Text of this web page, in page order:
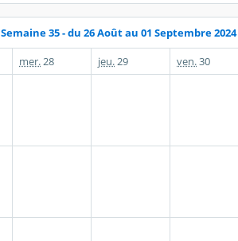
Semaine 35 - du 26 Août au 01 Septembre 2024
mer. 28 jeu. 29 ven.30